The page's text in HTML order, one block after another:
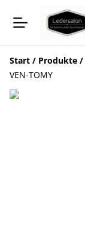
Start / Produkte /
VEN-TOMY